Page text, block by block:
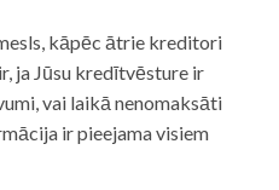
kāpēc ātrie kreditori
ja Jūsu kredītvēsture ir
vai laikā nenomaksāti
ir pieejama visiem